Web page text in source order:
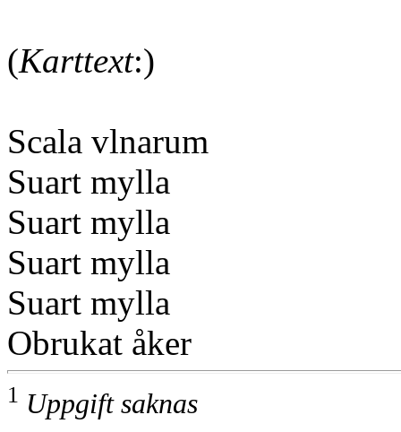
(Karttext:)
Scala vlnarum
Suart mylla
Suart mylla
Suart mylla
Suart mylla
Obrukat åker
1 Uppgift saknas